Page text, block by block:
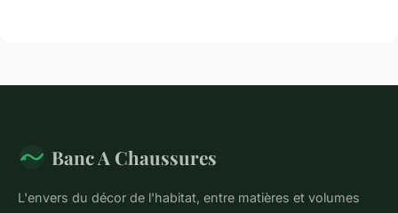
Banc A Chaussures
L'envers du décor de l'habitat, entre matières et volumes